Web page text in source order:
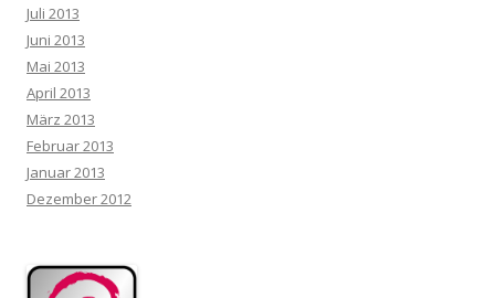
Juli 2013
Juni 2013
Mai 2013
April 2013
März 2013
Februar 2013
Januar 2013
Dezember 2012